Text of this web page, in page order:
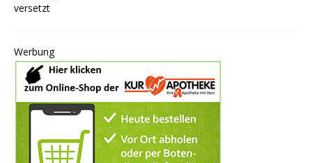
Werbung